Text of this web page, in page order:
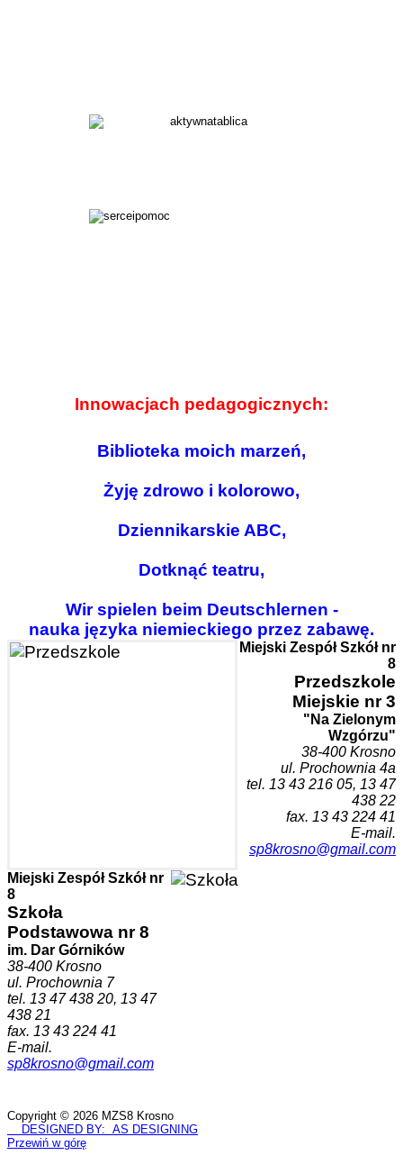
Innowacjach pedagogicznych:
Biblioteka moich marzeń,
Żyję zdrowo i kolorowo,
Dziennikarskie ABC,
Dotknąć teatru,
Wir spielen beim Deutschlernen -
nauka języka niemieckiego przez zabawę.
Miejski Zespół Szkół nr
8
Przedszkole
Miejskie nr 3
"Na Zielonym
Wzgórzu"
38-400 Krosno
ul. Prochownia 4a
tel. 13 43 216 05, 13 47
438 22
fax. 13 43 224 41
E-mail.
sp8krosno@gmail.com
Miejski Zespół Szkół nr
8
Szkoła
Podstawowa nr 8
im. Dar Górników
38-400 Krosno
ul. Prochownia 7
tel. 13 47 438 20, 13 47
438 21
fax. 13 43 224 41
E-mail.
sp8krosno@gmail.com
Copyright © 2026 MZS8 Krosno
DESIGNED BY: AS DESIGNING
Przewiń w górę